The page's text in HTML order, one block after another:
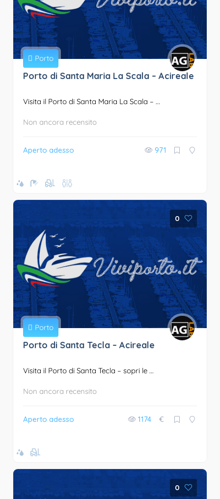
Porto
Porto di Santa Maria La Scala – Acireale
Visita il Porto di Santa Maria La Scala – ...
Non ancora recensito
Aperto adesso 971
0
Porto
Porto di Santa Tecla – Acireale
Visita il Porto di Santa Tecla – sopri le ...
Non ancora recensito
Aperto adesso 1174 €
0